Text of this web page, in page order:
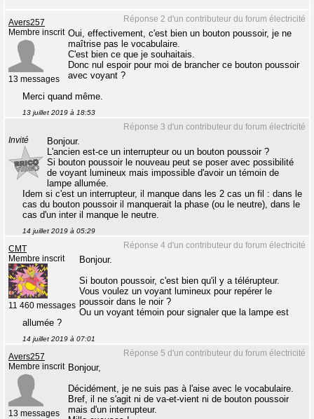
Réponse 2 d'un contributeur du forum électricité
Avers257
Membre inscrit
13 messages
Oui, effectivement, c'est bien un bouton poussoir, je ne
maîtrise pas le vocabulaire.
C'est bien ce que je souhaitais.
Donc nul espoir pour moi de brancher ce bouton poussoir
avec voyant ?
Merci quand même.
13 juillet 2019 à 18:53
Réponse 3 d'un contributeur du forum électricité
Invité
Bonjour.
L'ancien est-ce un interrupteur ou un bouton poussoir ?
Si bouton poussoir le nouveau peut se poser avec possibilité
de voyant lumineux mais impossible d'avoir un témoin de
lampe allumée.
Idem si c'est un interrupteur, il manque dans les 2 cas un fil : dans le
cas du bouton poussoir il manquerait la phase (ou le neutre), dans le
cas d'un inter il manque le neutre.
14 juillet 2019 à 05:29
Réponse 4 d'un contributeur du forum électricité
CMT
Membre inscrit
11 460 messages
Bonjour.
Si bouton poussoir, c'est bien qu'il y a télérupteur.
Vous voulez un voyant lumineux pour repérer le
poussoir dans le noir ?
Ou un voyant témoin pour signaler que la lampe est
allumée ?
14 juillet 2019 à 07:01
Réponse 5 d'un contributeur du forum électricité
Avers257
Membre inscrit
13 messages
Bonjour,
Décidément, je ne suis pas à l'aise avec le vocabulaire.
Bref, il ne s'agit ni de va-et-vient ni de bouton poussoir
mais d'un interrupteur.